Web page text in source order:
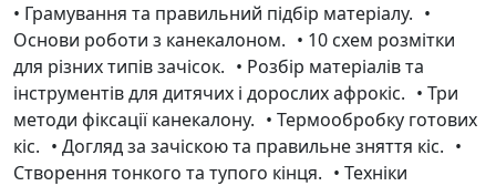
• Грамування та правильний підбір матеріалу. •
Основи роботи з канекалоном. • 10 схем розмітки
для різних типів зачісок. • Розбір матеріалів та
інструментів для дитячих і дорослих афрокіс. • Три
методи фіксації канекалону. • Термообробку готових
кіс. • Догляд за зачіскою та правильне зняття кіс. •
Створення тонкого та тупого кінця. • Техніки